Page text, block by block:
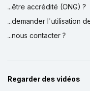
...être accrédité (ONG) ?
...demander l'utilisation
...nous contacter ?
Regarder des vidéos